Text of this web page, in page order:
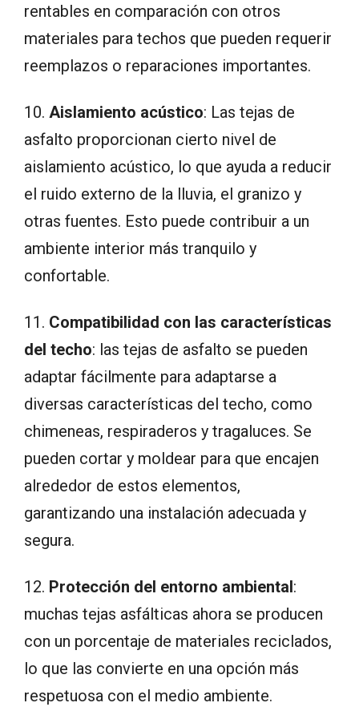
rentables en comparación con otros
materiales para techos que pueden requerir
reemplazos o reparaciones importantes.
10. Aislamiento acústico: Las tejas de
asfalto proporcionan cierto nivel de
aislamiento acústico, lo que ayuda a reducir
el ruido externo de la lluvia, el granizo y
otras fuentes. Esto puede contribuir a un
ambiente interior más tranquilo y
confortable.
11. Compatibilidad con las características
del techo: las tejas de asfalto se pueden
adaptar fácilmente para adaptarse a
diversas características del techo, como
chimeneas, respiraderos y tragaluces. Se
pueden cortar y moldear para que encajen
alrededor de estos elementos,
garantizando una instalación adecuada y
segura.
12. Protección del entorno ambiental:
muchas tejas asfálticas ahora se producen
con un porcentaje de materiales reciclados,
lo que las convierte en una opción más
respetuosa con el medio ambiente.